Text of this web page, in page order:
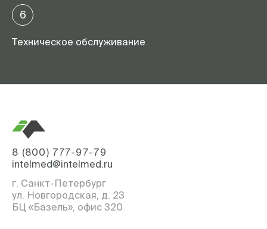
6
Техническое обслуживание
8 (800) 777-97-79
intelmed@intelmed.ru
г. Санкт-Петербург
ул. Новгородская, д. 23
БЦ «Базель», офис 320